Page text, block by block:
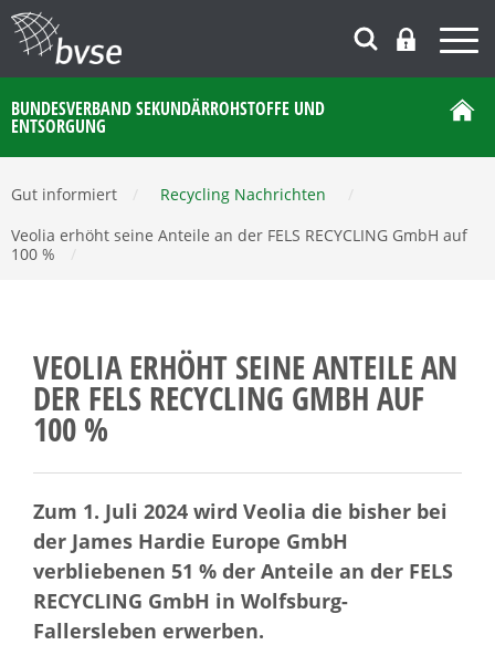
BUNDESVERBAND SEKUNDÄRROHSTOFFE UND
ENTSORGUNG
Gut informiert Recycling Nachrichten
Veolia erhöht seine Anteile an der FELS RECYCLING GmbH auf
100 %
VEOLIA ERHÖHT SEINE ANTEILE AN
DER FELS RECYCLING GMBH AUF
100 %
Zum 1. Juli 2024 wird Veolia die bisher bei
der James Hardie Europe GmbH
verbliebenen 51 % der Anteile an der FELS
RECYCLING GmbH in Wolfsburg-
Fallersleben erwerben.